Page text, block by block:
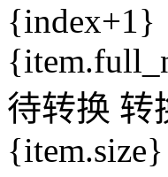
{index+1}
待转换 转
{item.size}